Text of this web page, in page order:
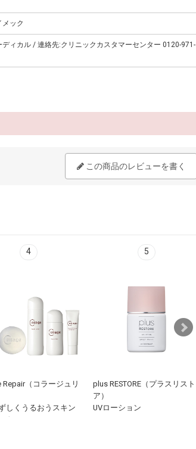
ック
ディカル / 連絡先:クリニックカスタマーセンター 0120-971-
この商品のレビューを書く
4
Repair（コラージュリ
しくうるおうスキン
ト
5
plus RESTORE（プラスリスト
ア）
UVローション